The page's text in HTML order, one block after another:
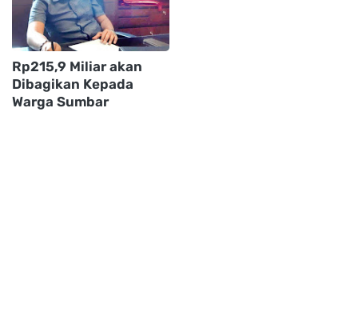
Rp215,9 Miliar akan
Dibagikan Kepada
Warga Sumbar